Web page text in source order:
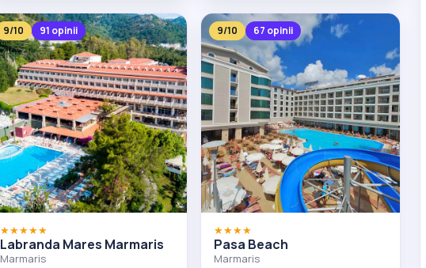
9/10 91 opinii
★★★★★
Labranda Mares Marmaris
Marmaris
9/10 67 opinii
★★★★
Pasa Beach
Marmaris